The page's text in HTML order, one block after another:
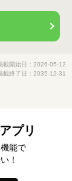
載開始日：2026-05-12
載終了日：2035-12-31
プリ
能で
！